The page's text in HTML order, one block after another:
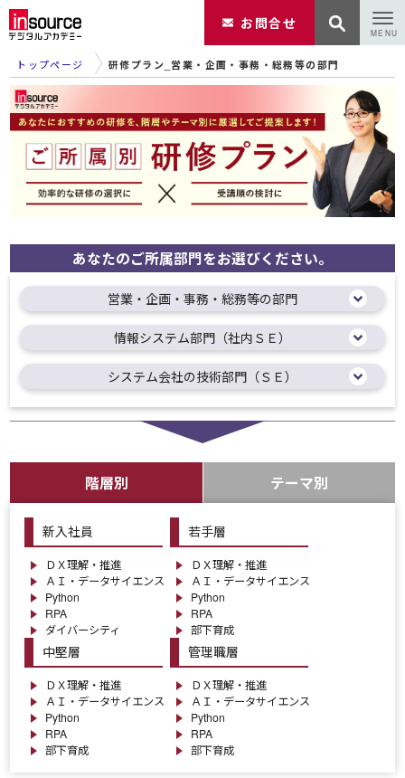
お問合せ
トップページ 研修プラン_営業・企画・事務・総務等の部門
あなたのご所属部門をお選びください。
営業・企画・事務・総務等の部門
情報システム部門（社内ＳＥ）
システム会社の技術部門（ＳＥ）
階層別
新入社員
ＤＸ理解・推進
ＡＩ・データサイエンス
Python
RPA
ダイバーシティ
若手層
ＤＸ理解・推進
ＡＩ・データサイエンス
Python
RPA
部下育成
中堅層
ＤＸ理解・推進
ＡＩ・データサイエンス
Python
RPA
部下育成
管理職層
ＤＸ理解・推進
ＡＩ・データサイエンス
Python
RPA
部下育成
テーマ別